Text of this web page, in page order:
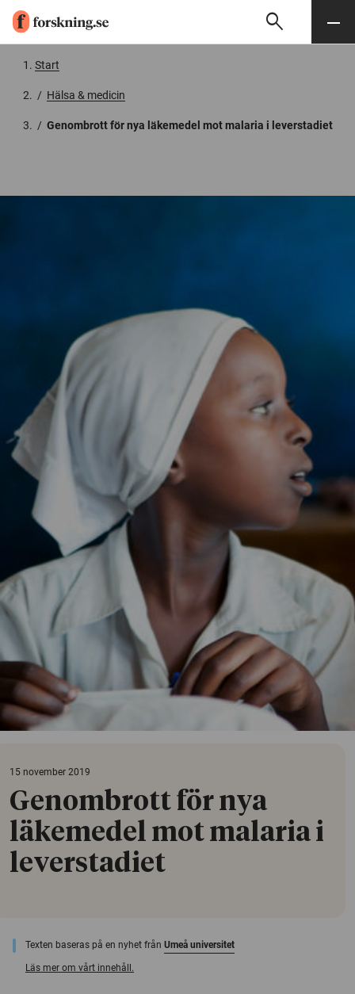
Söksearch Meny
Start
/ Hälsa & medicin
/ Genombrott för nya läkemedel mot malaria i leverstadiet
15 november 2019
Genombrott för nya
läkemedel mot malaria i
leverstadiet
Texten baseras på en nyhet från Umeå universitet
Läs mer om vårt innehåll.